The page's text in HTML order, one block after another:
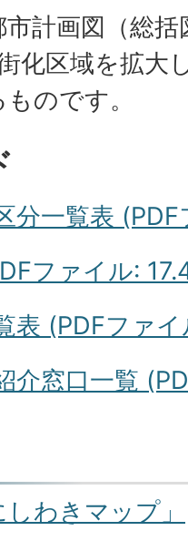
計画図（総
化区域を拡大
のです。
分一覧表
ファイル:
表 (PDFファ
介窓口一覧
わきマップ」